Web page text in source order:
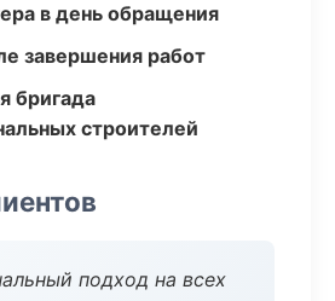
в день обращения
завершения работ
бригада
строителей
подход на всех